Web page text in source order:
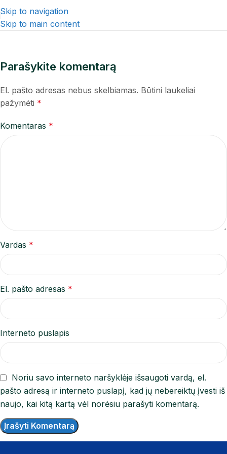
Skip to navigation
Skip to main content
Parašykite komentarą
El. pašto adresas nebus skelbiamas. Būtini laukeliai
pažymėti *
Komentaras *
Vardas *
El. pašto adresas *
Interneto puslapis
Noriu savo interneto naršyklėje išsaugoti vardą, el.
pašto adresą ir interneto puslapį, kad jų nebereiktų įvesti iš
naujo, kai kitą kartą vėl norėsiu parašyti komentarą.